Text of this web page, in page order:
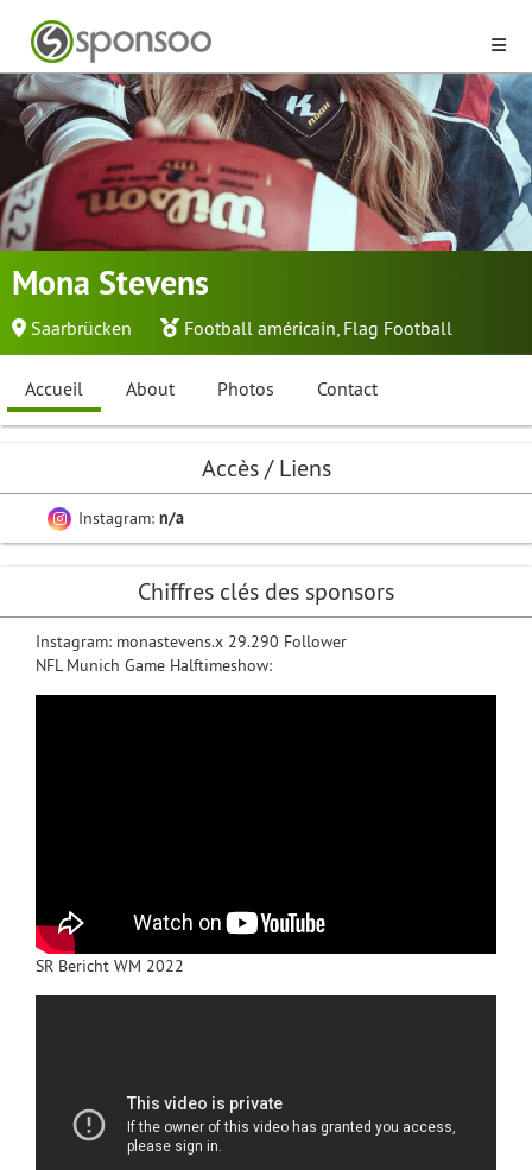
Mona Stevens
Saarbrücken Football américain, Flag Football
Accueil About Photos Contact
Accès / Liens
Instagram: n/a
Chiffres clés des sponsors
Instagram: monastevens.x 29.290 Follower
NFL Munich Game Halftimeshow:
SR Bericht WM 2022